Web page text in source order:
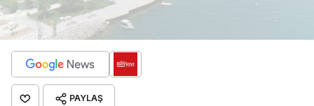
PAYLAŞ